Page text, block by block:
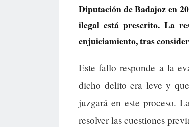
Diputación de Badajoz en
ilegal está prescrito. La
enjuiciamiento, tras
Este fallo responde a la
dicho delito era leve y
juzgará en este proceso.
resolver las cuestiones